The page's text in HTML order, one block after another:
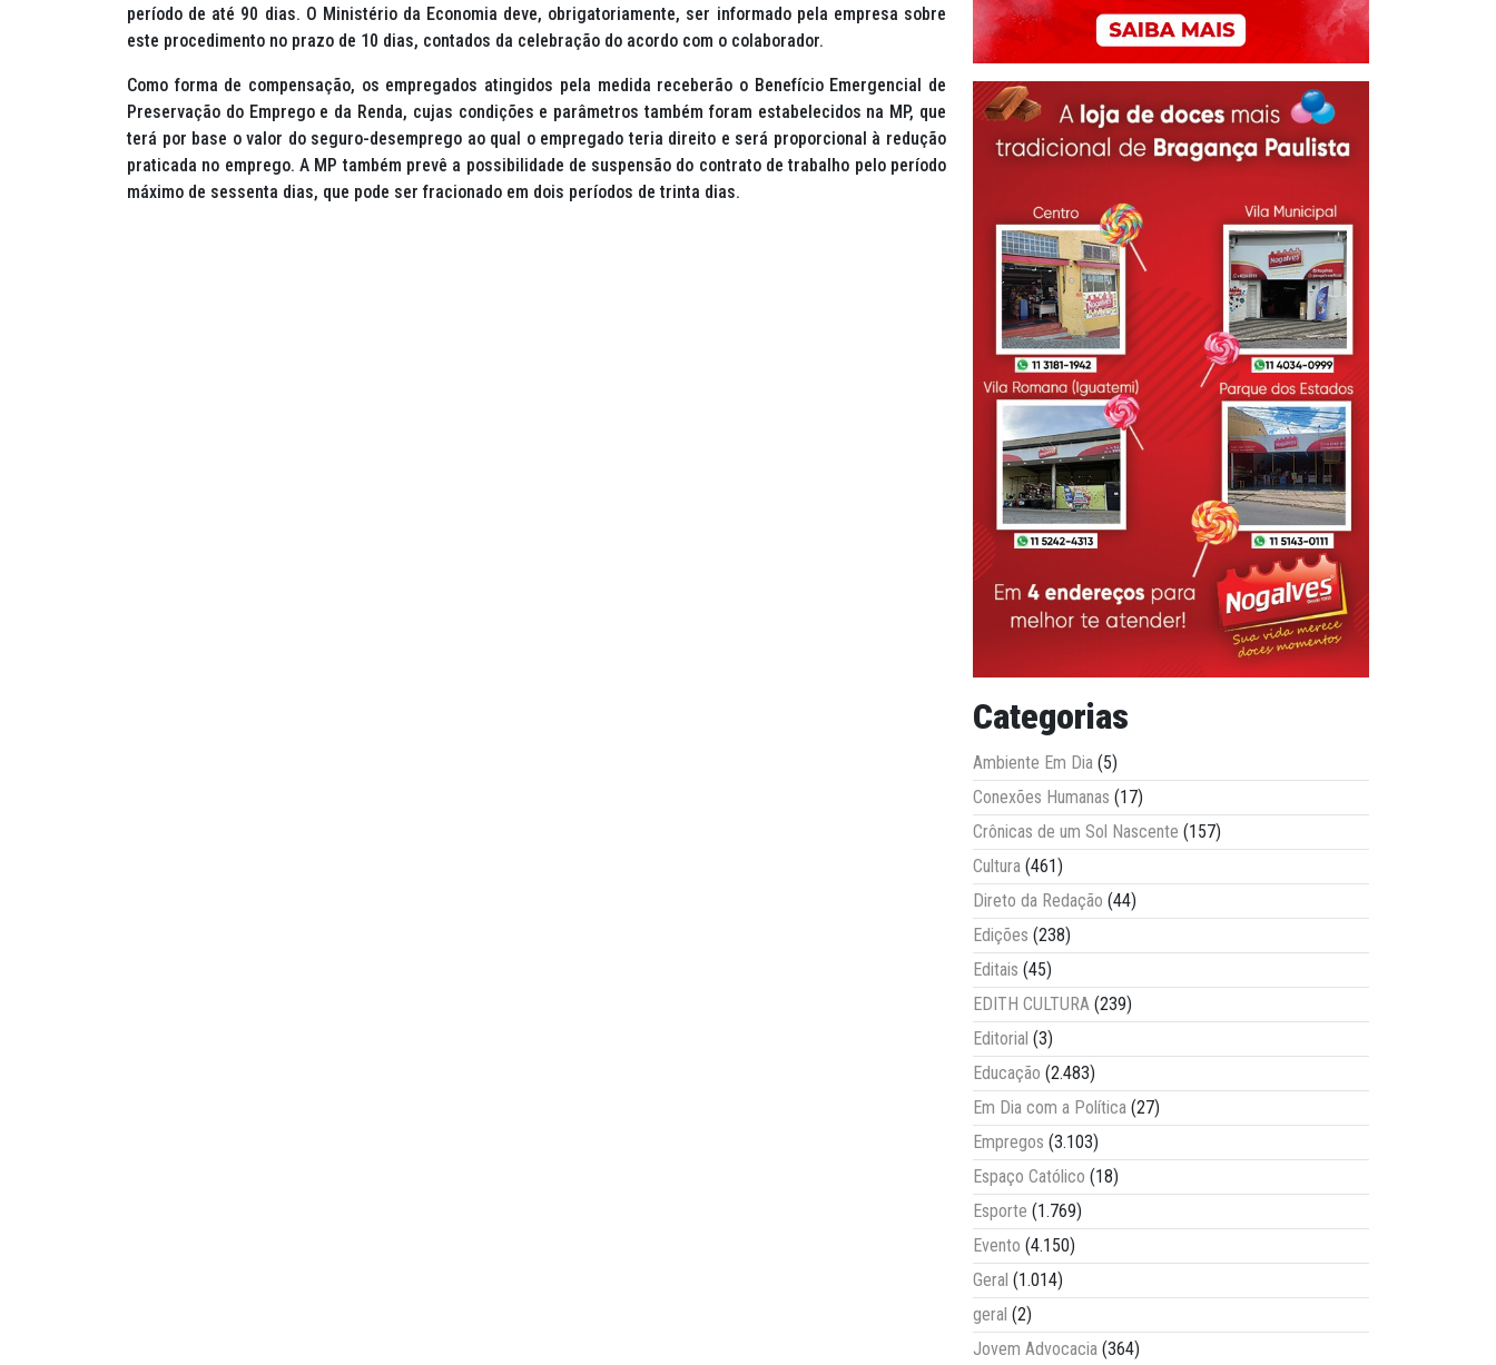
período de até 90 dias. O Ministério da Economia deve, obrigatoriamente, ser informado pela empresa sobre
este procedimento no prazo de 10 dias, contados da celebração do acordo com o colaborador.
Como forma de compensação, os empregados atingidos pela medida receberão o Benefício Emergencial de
Preservação do Emprego e da Renda, cujas condições e parâmetros também foram estabelecidos na MP, que
terá por base o valor do seguro-desemprego ao qual o empregado teria direito e será proporcional à redução
praticada no emprego. A MP também prevê a possibilidade de suspensão do contrato de trabalho pelo período
máximo de sessenta dias, que pode ser fracionado em dois períodos de trinta dias.
Categorias
Ambiente Em Dia (5)
Conexões Humanas (17)
Crônicas de um Sol Nascente (157)
Cultura (461)
Direto da Redação (44)
Edições (238)
Editais (45)
EDITH CULTURA (239)
Editorial (3)
Educação (2.483)
Em Dia com a Política (27)
Empregos (3.103)
Espaço Católico (18)
Esporte (1.769)
Evento (4.150)
Geral (1.014)
geral (2)
Jovem Advocacia (364)